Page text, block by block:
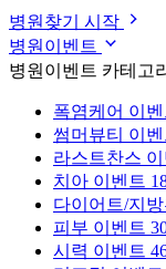
병원찾기 시작
병원이벤트
병원이벤트 카테고
폭염케어 이벤
썸머뷰티 이벤
라스트찬스
치아 이벤트
다이어트/지
피부 이벤트
시력 이벤트